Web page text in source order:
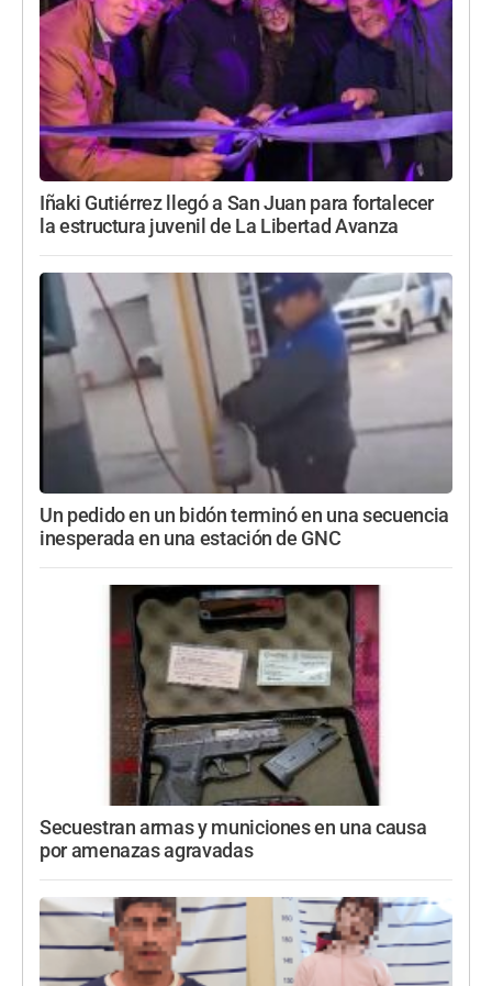
Iñaki Gutiérrez llegó a San Juan para fortalecer
la estructura juvenil de La Libertad Avanza
Un pedido en un bidón terminó en una secuencia
inesperada en una estación de GNC
Secuestran armas y municiones en una causa
por amenazas agravadas